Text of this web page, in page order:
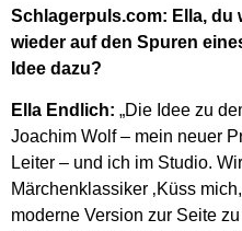
Schlagerpuls.com: Ella, du
wieder auf den Spuren
Idee dazu?
Ella Endlich: „Die Idee zu
Joachim Wolf – mein neuer
Leiter – und ich im Studio.
Märchenklassiker ‚Küss
moderne Version zur Seite